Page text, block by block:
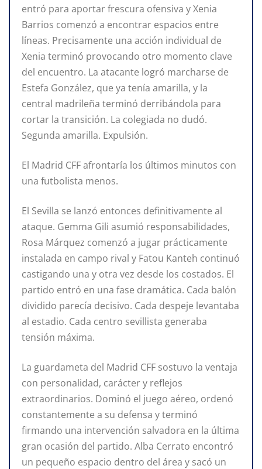
entró para aportar frescura ofensiva y Xenia
Barrios comenzó a encontrar espacios entre
líneas. Precisamente una acción individual de
Xenia terminó provocando otro momento clave
del encuentro. La atacante logró marcharse de
Estefa González, que ya tenía amarilla, y la
central madrileña terminó derribándola para
cortar la transición. La colegiada no dudó.
Segunda amarilla. Expulsión.
El Madrid CFF afrontaría los últimos minutos con
una futbolista menos.
El Sevilla se lanzó entonces definitivamente al
ataque. Gemma Gili asumió responsabilidades,
Rosa Márquez comenzó a jugar prácticamente
instalada en campo rival y Fatou Kanteh continuó
castigando una y otra vez desde los costados. El
partido entró en una fase dramática. Cada balón
dividido parecía decisivo. Cada despeje levantaba
al estadio. Cada centro sevillista generaba
tensión máxima.
La guardameta del Madrid CFF sostuvo la ventaja
con personalidad, carácter y reflejos
extraordinarios. Dominó el juego aéreo, ordenó
constantemente a su defensa y terminó
firmando una intervención salvadora en la última
gran ocasión del partido. Alba Cerrato encontró
un pequeño espacio dentro del área y sacó un